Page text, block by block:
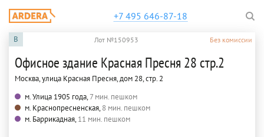
+7 495 646-87-18
B Лот №150953 Без комиссии
Офисное здание Красная Пресня 28 стр.2
Москва, улица Красная Пресня, дом 28, стр. 2
м. Улица 1905 года,7 мин. пешком
м. Краснопресненская,8 мин. пешком
м. Баррикадная,11 мин. пешком